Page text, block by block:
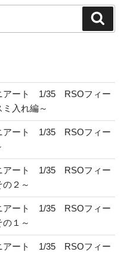
アート 1/35 RSOフィー
入れ編～
アート 1/35 RSOフィー
アート 1/35 RSOフィー
２～
アート 1/35 RSOフィー
１～
アート 1/35 RSOフィー